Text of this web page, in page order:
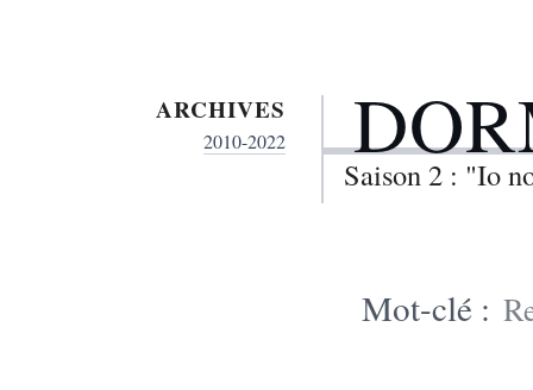
Saison 2 : "Io
Mot-clé :
ARCHIVES
2010-2022